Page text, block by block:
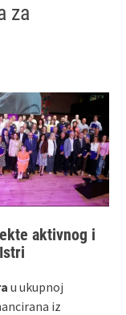
za
aktivnog i
u ukupnoj
iz